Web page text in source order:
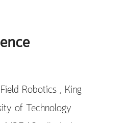
Robotics , King
of Technology